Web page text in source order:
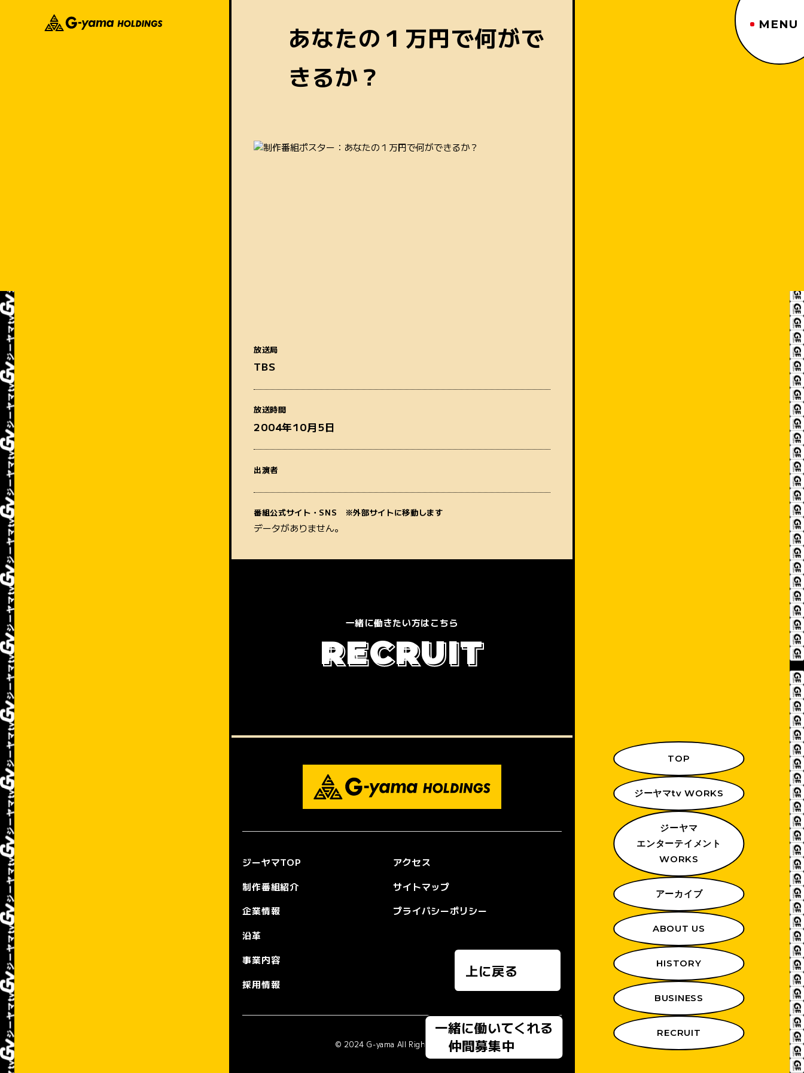
MENU
あなたの１万円で何がで
きるか？
放送局
TBS
放送時間
2004年10月5日
出演者
番組公式サイト・SNS ※外部サイトに移動します
データがありません。
TOP
ジーヤマtv WORKS
ジーヤマ
エンターテイメント
WORKS
アーカイブ
ABOUT US
HISTORY
BUSINESS
RECRUIT
一緒に働いてくれる
仲間募集中
一緒に働きたい方はこちら
RECRUIT
ジーヤマTOP
制作番組紹介
企業情報
沿革
事業内容
採用情報
アクセス
サイトマップ
プライバシーポリシー
上に戻る
© 2024 G-yama All Rights Reserved.